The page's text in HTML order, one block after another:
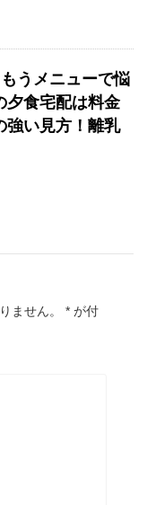
うメニューで悩
夕食宅配は料金
強い見方！離乳
ません。 * が付